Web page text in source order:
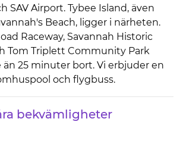
SAV Airport. Tybee Island, även
Beach, ligger i närheten.
Raceway, Savannah Historic
Tom Triplett Community Park
än 25 minuter bort. Vi erbjuder en
och flygbuss.
bekvämligheter